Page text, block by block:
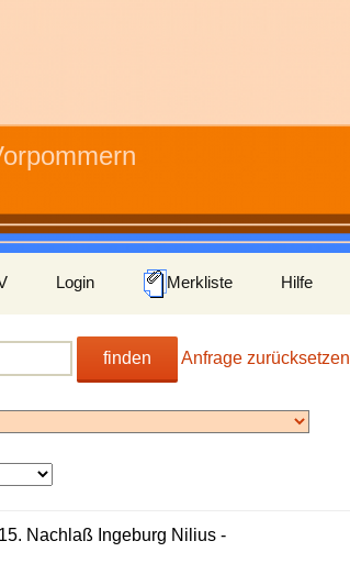
Login Merkliste Hilfe
finden Anfrage zurücksetzen
Nachlaß Ingeburg Nilius -